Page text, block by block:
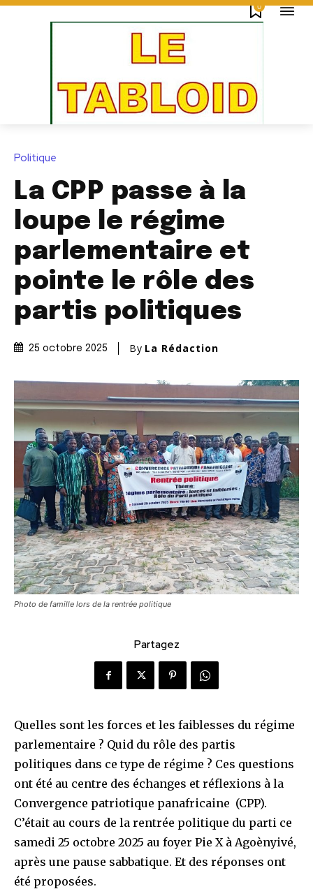
0
Politique
La CPP passe à la
loupe le régime
parlementaire et
pointe le rôle des
partis politiques
25 octobre 2025 By La Rédaction
Photo de famille lors de la rentrée politique
Partagez
Quelles sont les forces et les faiblesses du régime
parlementaire ? Quid du rôle des partis
politiques dans ce type de régime ? Ces questions
ont été au centre des échanges et réflexions à la
Convergence patriotique panafricaine (CPP).
C’était au cours de la rentrée politique du parti ce
samedi 25 octobre 2025 au foyer Pie X à Agoènyivé,
après une pause sabbatique. Et des réponses ont
été proposées.